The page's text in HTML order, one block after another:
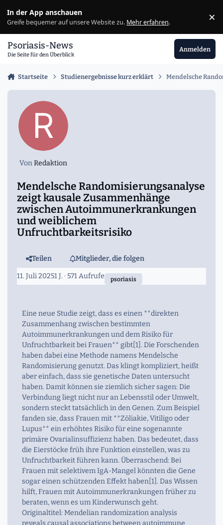
In der App anschauen
Greife bequemer auf unsere Website zu. Mehr erfahren. ×
Psoriasis-News
Die Seite für den Überblick
Anmelden
Startseite Studienergebnisse kurz erklärt Mendelsche
VonRedaktion
Mendelsche Randomisierungsanalyse
zeigt kausale Zusammenhänge
zwischen Autoimmunerkrankungen
und weiblichem
Unfruchtbarkeitsrisiko
Teilen Mitglieder, die folgen
11. Juli 20251 J. · 571 Aufrufe psoriasis
Eine neue Studie zeigt, dass es einen **direkten
Zusammenhang zwischen bestimmten
Autoimmunerkrankungen und dem Risiko für
Unfruchtbarkeit bei Frauen** gibt[1]. Die Forschenden
haben dabei eine Methode namens Mendelsche
Randomisierung genutzt. Das klingt kompliziert, heißt
aber einfach, dass sie genetische Daten untersucht
haben. Damit können sie ziemlich sicher sagen: Die
Verbindung liegt nicht nur an Lebensstil oder Umwelt,
sondern steckt tatsächlich in den Genen. Zum Beispiel
fanden sie, dass Frauen mit **Zöliakie, Vitiligo oder
Lupus** ein erhöhtes Risiko für eine sogenannte
primäre Ovarialinsuffizienz haben. Das bedeutet, dass
die Eierstöcke früh ihre Funktion einstellen, was zu
Unfruchtbarkeit führen kann. Überraschend: Bei
Frauen mit selektivem IgA-Mangel könnten die Gene
sogar einen schützenden Effekt haben[1]. Das Wissen
hilft, Frauen mit Autoimmunerkrankungen früher zu
beraten, wenn es um Kinderwunsch geht.
Originaltitel: Mendelian randomization analysis